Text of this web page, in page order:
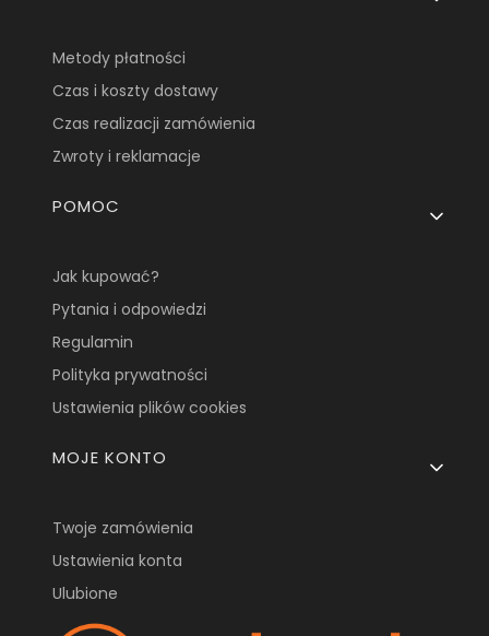
Metody płatności
Czas i koszty dostawy
Czas realizacji zamówienia
Zwroty i reklamacje
POMOC
Jak kupować?
Pytania i odpowiedzi
Regulamin
Polityka prywatności
Ustawienia plików cookies
MOJE KONTO
Twoje zamówienia
Ustawienia konta
Ulubione